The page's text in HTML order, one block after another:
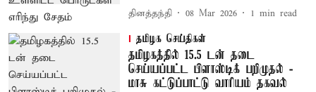
தினத்தந்தி 08 Mar 2026 1 min read
தமிழக செய்திகள்
தமிழகத்தில் 15.5 டன் தடை
செய்யப்பட்ட பிளாஸ்டிக் பறிமுதல் -
மாசு கட்டுப்பாட்டு வாரியம் தகவல்